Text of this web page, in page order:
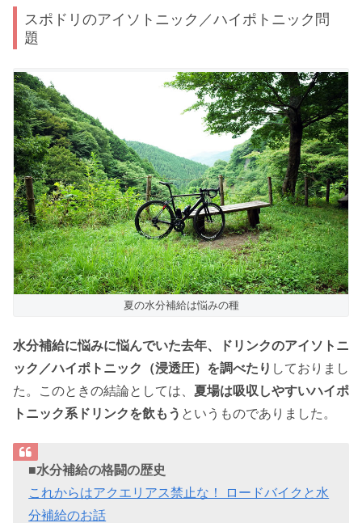
スポドリのアイソトニック／ハイポトニック問
題
夏の水分補給は悩みの種
水分補給に悩みに悩んでいた去年、ドリンクのアイソトニ
ック／ハイポトニック（浸透圧）を調べたり しておりまし
た。このときの結論としては、 夏場は吸収しやすいハイポ
トニック系ドリンクを飲もう というものでありました。
■水分補給の格闘の歴史
これからはアクエリアス禁止な！ ロードバイクと水
分補給のお話